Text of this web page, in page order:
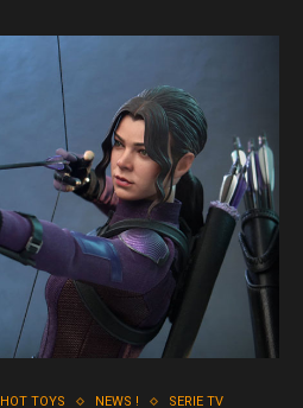
HOT TOYS NEWS ! SERIE TV